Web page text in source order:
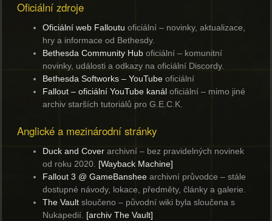
Oficiální zdroje
Oficiální web Falloutu oficiální – novinky, aktualizace,
hry a informace od Bethesdy.
Bethesda Community Hub oficiální – komunitní
novinky, události a odkazy na oficiální Discordy.
Bethesda Softworks – YouTube oficiální
Fallout – oficiální YouTube kanál oficiální – mimo jiné
archiv starších tutoriálů pro G.E.C.K.
Anglické a mezinárodní stránky
Duck and Cover archivní – bez pravidelných novinek
od roku 2020. [Wayback Machine]
Fallout 3 @ GameBanshee archivní průvodce – stále
dostupné návody, lokace, předměty, články a galerie.
The Vault sloučeno – původní wiki byla sloučena s
Nukapedií. [archiv The Vault]